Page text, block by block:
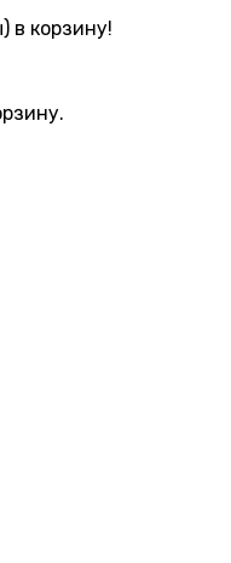
в корзину!